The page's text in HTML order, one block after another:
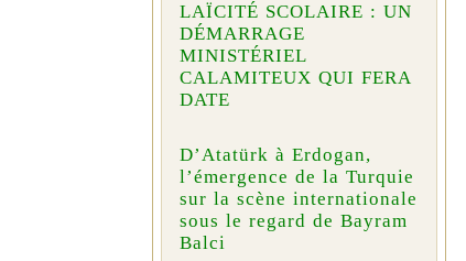
LAÏCITÉ SCOLAIRE : UN
DÉMARRAGE
MINISTÉRIEL
CALAMITEUX QUI FERA
DATE
D’Atatürk à Erdogan,
l’émergence de la Turquie
sur la scène internationale
sous le regard de Bayram
Balci